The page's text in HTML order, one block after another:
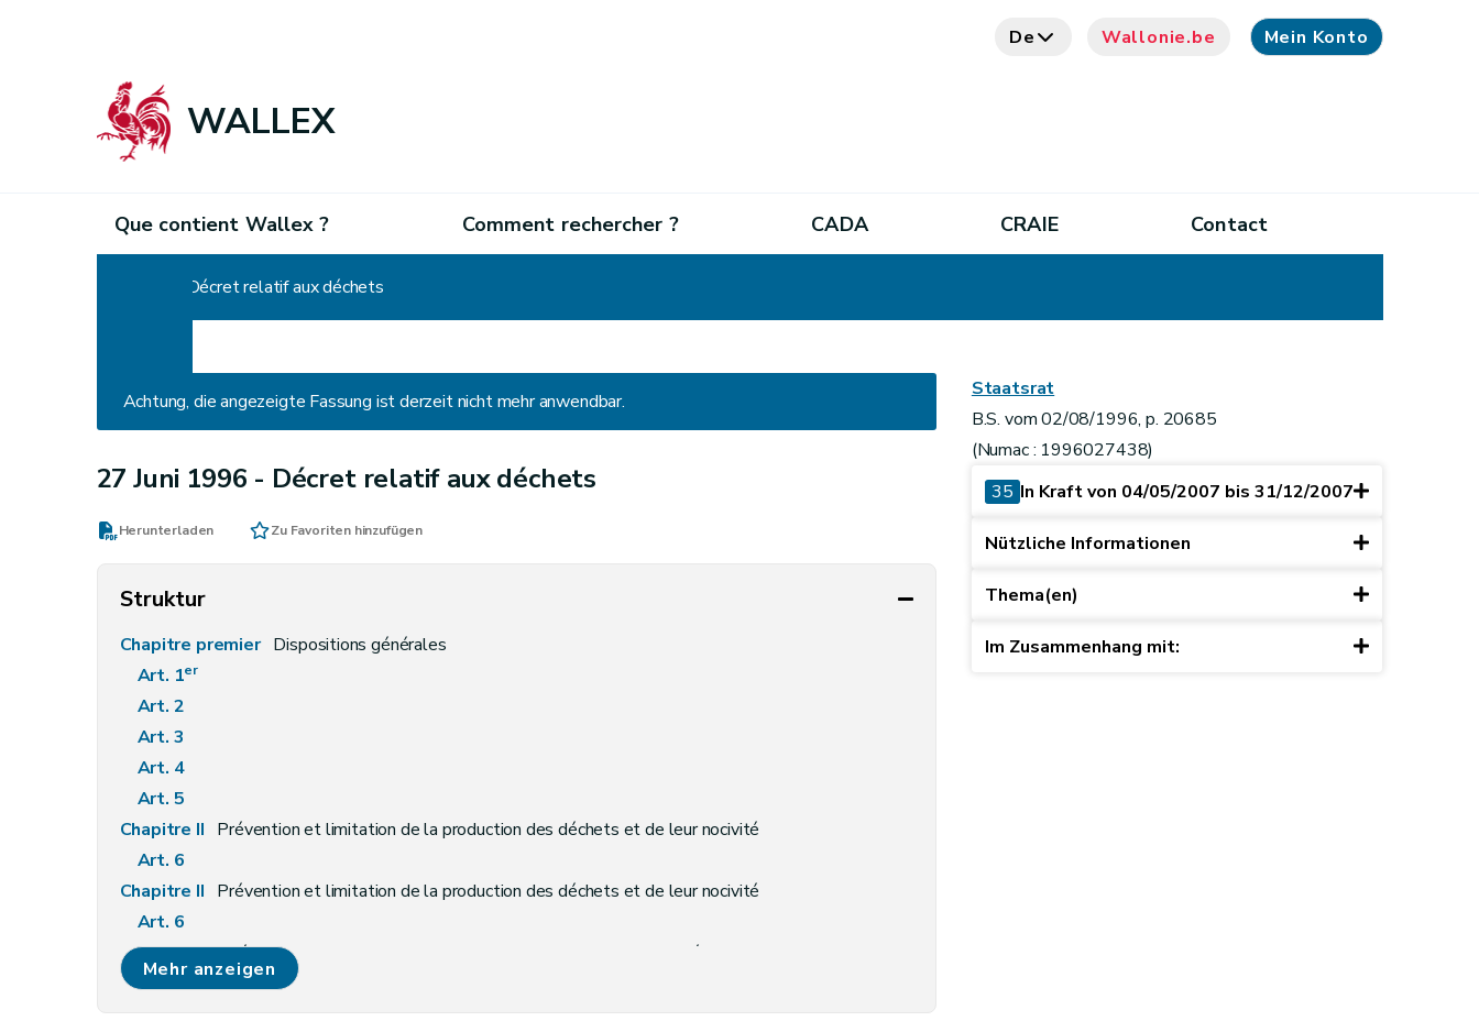
De Wallonie.be Mein Konto
WALLEX
Que contient Wallex ? Comment rechercher ? CADA CRAIE Contact
Décret relatif aux déchets
Achtung, die angezeigte Fassung ist derzeit nicht mehr anwendbar.
27 Juni 1996 - Décret relatif aux déchets
Herunterladen Zu Favoriten hinzufügen
Struktur
Chapitre premier Dispositions générales
Art. 1er
Art. 2
Art. 3
Art. 4
Art. 5
Chapitre II Prévention et limitation de la production des déchets et de leur nocivité
Art. 6
Chapitre II Prévention et limitation de la production des déchets et de leur nocivité
Art. 6
Chapitre III Prévention et limitation des nuisances lors de la gestion des déchets
Section première Dispositions communes
Mehr anzeigen
Staatsrat
B.S. vom 02/08/1996, p. 20685
(Numac : 1996027438)
35 In Kraft von 04/05/2007 bis 31/12/2007
Nützliche Informationen
Thema(en)
Im Zusammenhang mit: